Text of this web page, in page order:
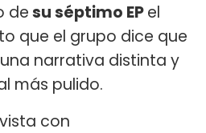
desu séptimo EPel
que el grupo dice que
narrativa distinta y
más pulido.
con